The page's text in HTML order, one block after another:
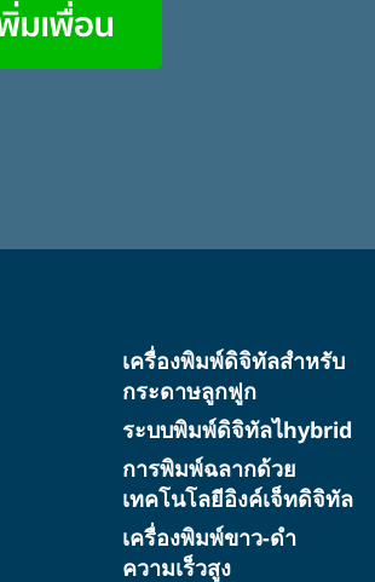
เครื่องพิมพ์ดิจิทัลสำหรับ
กระดาษลูกฟูก
ระบบพิมพ์ดิจิทัลไhybrid
การพิมพ์ฉลากด้วย
เทคโนโลยีอิงค์เจ็ทดิจิทัล
เครื่องพิมพ์ขาว-ดำ
ความเร็วสูง